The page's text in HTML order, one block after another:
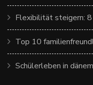
Flexibilität steigern:
Top 10
Schülerleben in